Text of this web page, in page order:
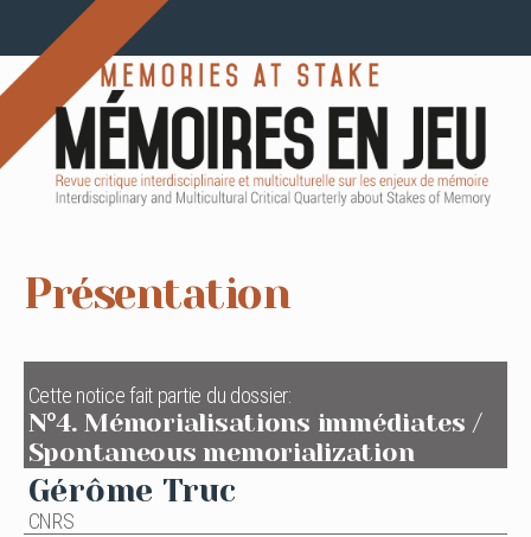
Présentation
Cette notice fait partie du dossier:
N°4. Mémorialisations immédiates /
Spontaneous memorialization
Gérôme Truc
CNRS